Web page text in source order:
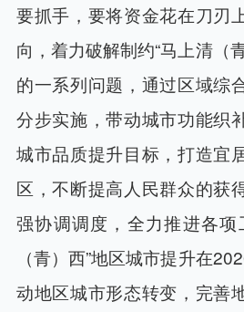
要抓手，要将资金花在刀刃
向，着力破解制约“马上清（
的一系列问题，通过区域综
分步实施，带动城市功能织
城市品质提升目标，打造宜
区，不断提高人民群众的获
强协调调度，全力推进各项
（青）西”地区城市提升在
动地区城市形态转变，完善